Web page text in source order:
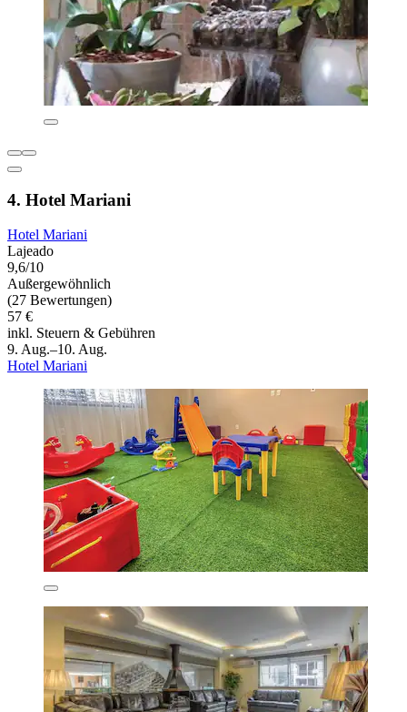
4. Hotel Mariani
Hotel Mariani
Lajeado
9,6/10
Außergewöhnlich
(27 Bewertungen)
57 €
inkl. Steuern & Gebühren
9. Aug.–10. Aug.
Hotel Mariani